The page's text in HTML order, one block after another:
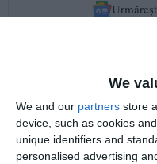
We
We and our partners store
device, such as cookies
unique identifiers and
personalised advertising
Ti-a